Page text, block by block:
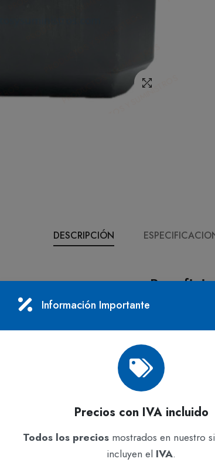
DESCRIPCIÓN
al 80%
de 5 galones (aprox.
etílico
doméstico controlado
Útil en
Información Importante
Precios con IVA incluido
Todos los preciosmostrados en nuestro
incluyen el IVA.